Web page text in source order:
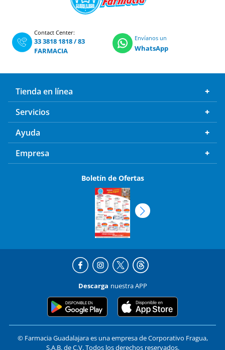
Contact Center:
33 3818 1818/83
FARMACIA
Envíanos un
WhatsApp
Tienda en línea
Servicios
Ayuda
Empresa
Boletín de Ofertas
Descarga nuestra APP
© Farmacia Guadalajara es una empresa de Corporativo Fragua,
S.A.B. de C.V. Todos los derechos reservados.